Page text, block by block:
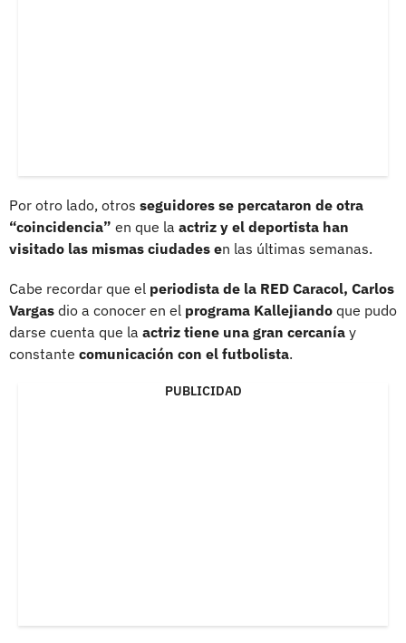
Por otro lado, otros seguidores se percataron de otra
“coincidencia” en que la actriz y el deportista han
visitado las mismas ciudades en las últimas semanas.
Cabe recordar que el periodista de la RED Caracol, Carlos
Vargas dio a conocer en el programa Kallejiando que pudo
darse cuenta que la actriz tiene una gran cercanía y
constante comunicación con el futbolista.
PUBLICIDAD